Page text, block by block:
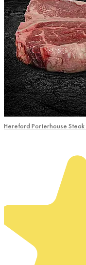
Hereford Porterhouse Steak